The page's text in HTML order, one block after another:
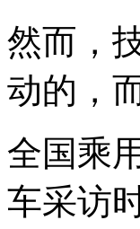
然而，
动的，
全国乘
车采访